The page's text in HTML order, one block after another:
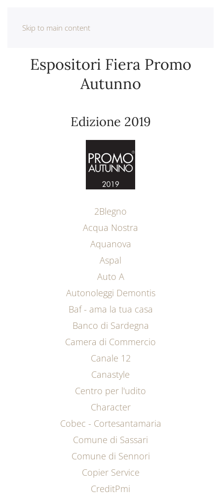
Skip to main content
Espositori Fiera Promo
Autunno
Edizione 2019
2Blegno
Acqua Nostra
Aquanova
Aspal
Auto A
Autonoleggi Demontis
Baf - ama la tua casa
Banco di Sardegna
Camera di Commercio
Canale 12
Canastyle
Centro per l'udito
Character
Cobec - Cortesantamaria
Comune di Sassari
Comune di Sennori
Copier Service
CreditPmi